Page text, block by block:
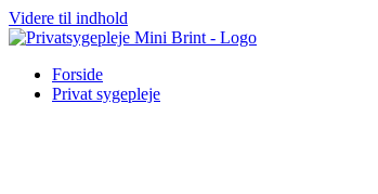
Videre til indhold
Forside
Privat sygepleje